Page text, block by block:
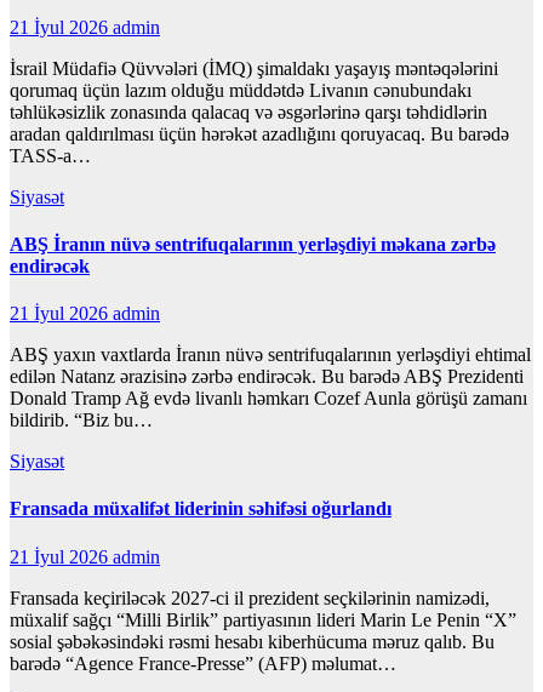
21 İyul 2026 admin
İsrail Müdafiə Qüvvələri (İMQ) şimaldakı yaşayış məntəqələrini
qorumaq üçün lazım olduğu müddətdə Livanın cənubundakı
təhlükəsizlik zonasında qalacaq və əsgərlərinə qarşı təhdidlərin
aradan qaldırılması üçün hərəkət azadlığını qoruyacaq. Bu barədə
TASS-a…
Siyasət
ABŞ İranın nüvə sentrifuqalarının yerləşdiyi məkana zərbə
endirəcək
21 İyul 2026 admin
ABŞ yaxın vaxtlarda İranın nüvə sentrifuqalarının yerləşdiyi ehtimal
edilən Natanz ərazisinə zərbə endirəcək. Bu barədə ABŞ Prezidenti
Donald Tramp Ağ evdə livanlı həmkarı Cozef Aunla görüşü zamanı
bildirib. “Biz bu…
Siyasət
Fransada müxalifət liderinin səhifəsi oğurlandı
21 İyul 2026 admin
Fransada keçiriləcək 2027-ci il prezident seçkilərinin namizədi,
müxalif sağçı “Milli Birlik” partiyasının lideri Marin Le Penin “X”
sosial şəbəkəsindəki rəsmi hesabı kiberhücuma məruz qalıb. Bu
barədə “Agence France-Presse” (AFP) məlumat…